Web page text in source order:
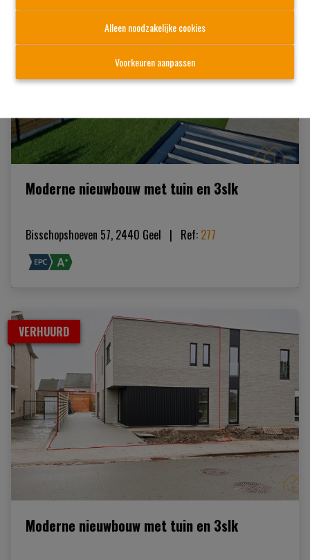
Alleen noodzakelijke cookies
Voorkeuren aanpassen
Moderne nieuwbouw met tuin en 3slk
Bisschopshoeven 57, 2440 Geel | Ref: 277
VERHUURD
Moderne nieuwbouw met tuin en 3slk